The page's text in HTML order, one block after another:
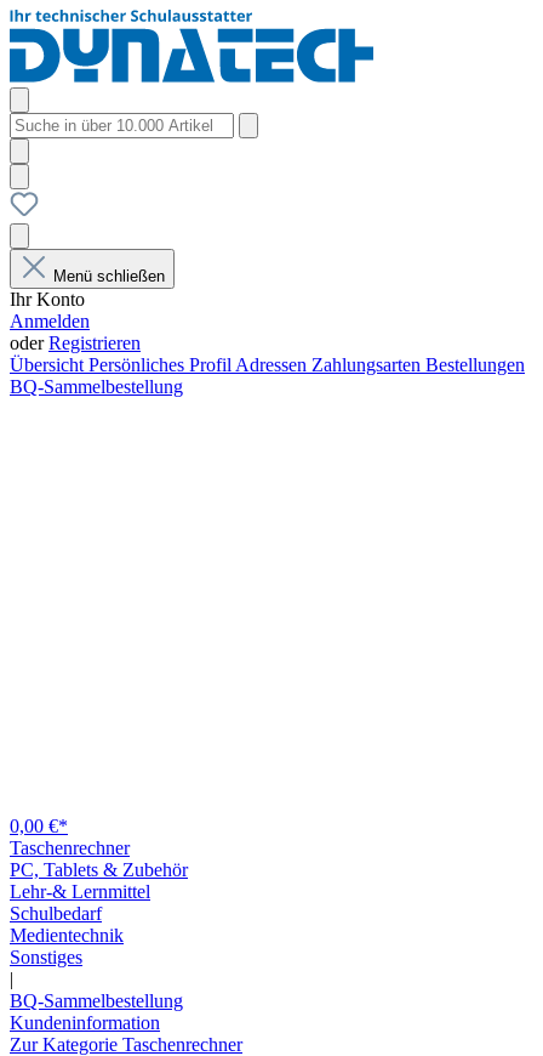
Menü schließen
Ihr Konto
Anmelden
oderRegistrieren
Übersicht Persönliches Profil Adressen Zahlungsarten Bestellungen
BQ-Sammelbestellung
0,00 €*
Taschenrechner
PC, Tablets & Zubehör
Lehr-& Lernmittel
Schulbedarf
Medientechnik
Sonstiges
|
BQ-Sammelbestellung
Kundeninformation
Zur Kategorie Taschenrechner